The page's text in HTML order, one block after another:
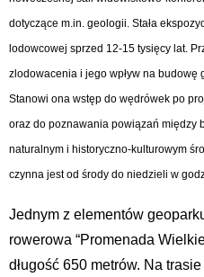
dotyczące m.in. geologii. Stała
lodowcowej sprzed 12-15 tysięcy lat.
zlodowacenia i jego wpływ na budowę
Stanowi ona wstęp do wędrówek po
oraz do poznawania powiązań między
naturalnym i historyczno-kulturowym
czynna jest od środy do niedzieli w
Jednym z elementów
rowerowa “Promenada
długość 650 metrów. Na